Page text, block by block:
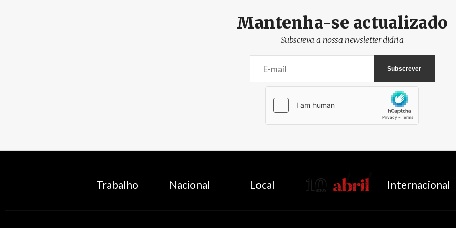
Mantenha-se actualizado
Subscreva a nossa newsletter diária
Trabalho Nacional Local AbrilAbril Internacional